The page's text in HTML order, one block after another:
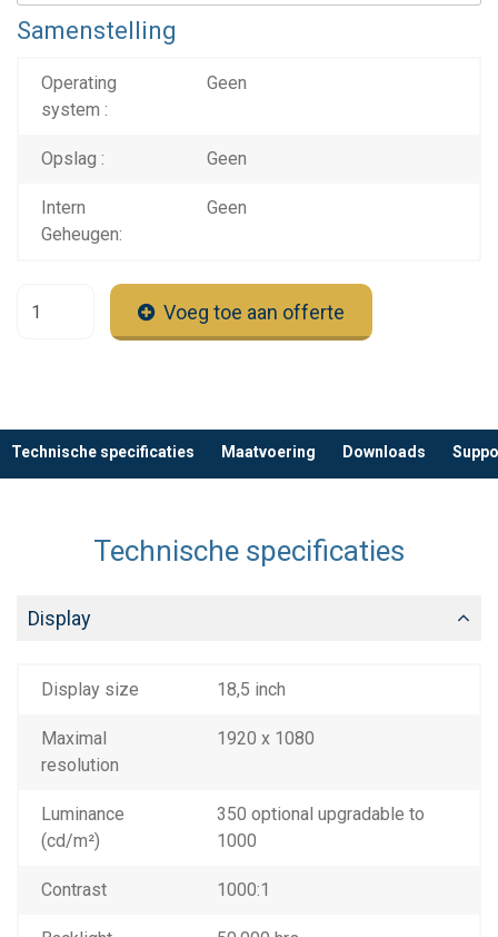
Samenstelling
Operating
system :
Geen
Opslag : Geen
Intern
Geheugen:
Geen
Voeg toe aan offerte
Technische specificaties Maatvoering Downloads
Technische specificaties
Display
Display size 18,5 inch
Maximal
resolution
1920 x 1080
Luminance
(cd/m²)
350 optional upgradable to
1000
Contrast 1000:1